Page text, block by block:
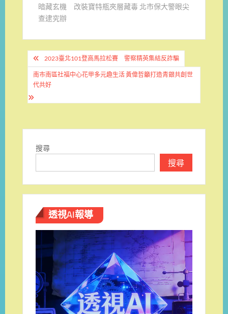
暗藏玄機 改裝寶特瓶夾層藏毒 北市保大警眼尖
查逮究辦
文
章
導
覽
2023臺北101登高馬拉松賽 警察精英集結反詐騙
南巿南區社福中心花甲多元趣生活 黃偉哲籲打造青銀共創世
代共好
搜尋
搜尋
透視AI報導